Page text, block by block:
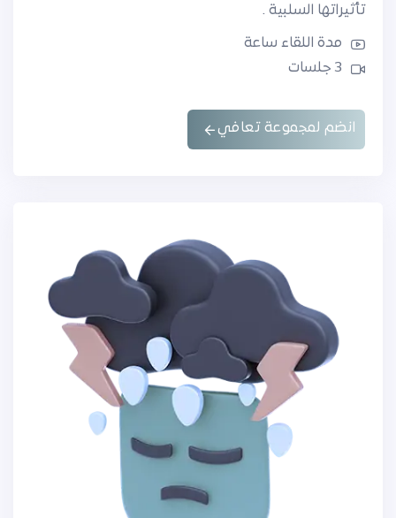
تأثيراتها السلبية .
مدة اللقاء ساعة
3 جلسات
انضم لمجموعة تعافي